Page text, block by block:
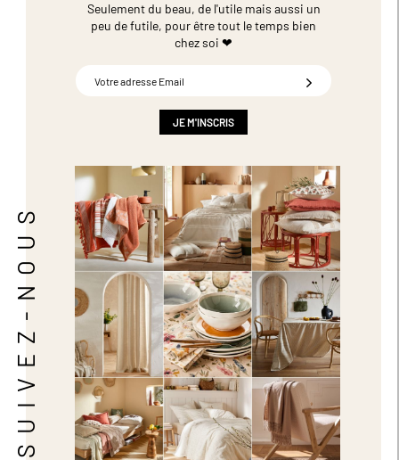
SUIVEZ-NOUS
Seulement du beau, de l'utile mais aussi un
peu de futile, pour être tout le temps bien
chez soi ❤
JE M'INSCRIS